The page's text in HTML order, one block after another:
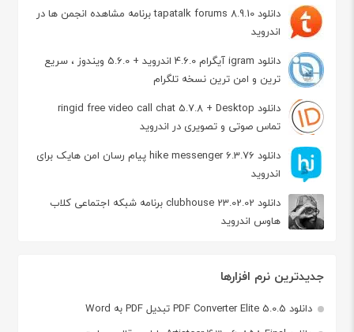
دانلود tapatalk forums 8.9.10 برنامه مشاهده انجمن ها در
اندروید
دانلود igram آیگرام 4.6.0 اندروید + 5.6.0 ویندوز ، سریع
ترین و امن ترین نسخه تلگرام
دانلود ringid free video call chat 5.7.8 + Desktop
تماس صوتی و تصویری در اندروید
دانلود hike messenger 6.3.76 پیام‌ رسان‌ امن هایک برای
اندروید
دانلود clubhouse 23.02.02 برنامه شبکه اجتماعی کلاب
هاوس اندروید
جدیدترین نرم افزارها
دانلود PDF Converter Elite 5.0.5 تبدیل PDF به Word